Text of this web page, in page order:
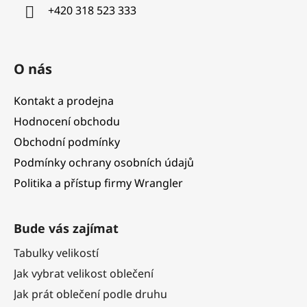
+420 318 523 333
O nás
Kontakt a prodejna
Hodnocení obchodu
Obchodní podmínky
Podmínky ochrany osobních údajů
Politika a přístup firmy Wrangler
Bude vás zajímat
Tabulky velikostí
Jak vybrat velikost oblečení
Jak prát oblečení podle druhu